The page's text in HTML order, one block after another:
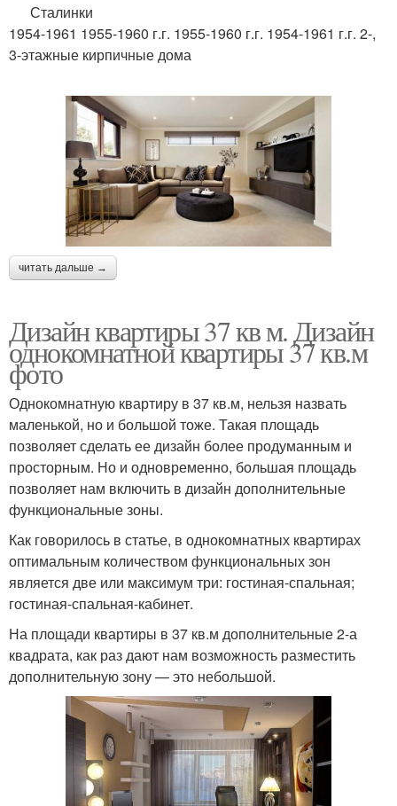
Сталинки
1954-1961 1955-1960 г.г. 1955-1960 г.г. 1954-1961 г.г. 2-,
3-этажные кирпичные дома
читать дальше →
Дизайн квартиры 37 кв м. Дизайн
однокомнатной квартиры 37 кв.м
фото
Однокомнатную квартиру в 37 кв.м, нельзя назвать
маленькой, но и большой тоже. Такая площадь
позволяет сделать ее дизайн более продуманным и
просторным. Но и одновременно, большая площадь
позволяет нам включить в дизайн дополнительные
функциональные зоны.
Как говорилось в статье, в однокомнатных квартирах
оптимальным количеством функциональных зон
является две или максимум три: гостиная-спальная;
гостиная-спальная-кабинет.
На площади квартиры в 37 кв.м дополнительные 2-а
квадрата, как раз дают нам возможность разместить
дополнительную зону — это небольшой.